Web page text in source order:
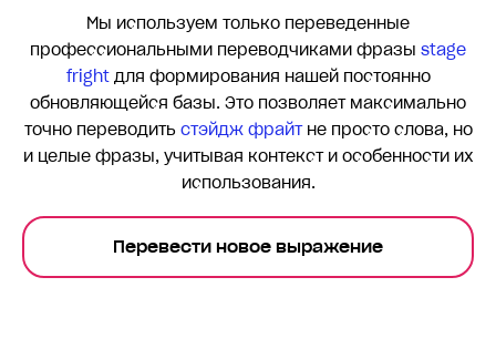
Мы используем только переведенные
профессиональными переводчиками фразы stage
frightдля формирования нашей постоянно
обновляющейся базы. Это позволяет максимально
точно переводить стэйдж фрайтне просто слова, но
и целые фразы, учитывая контекст и особенности их
использования.
Перевести новое выражение